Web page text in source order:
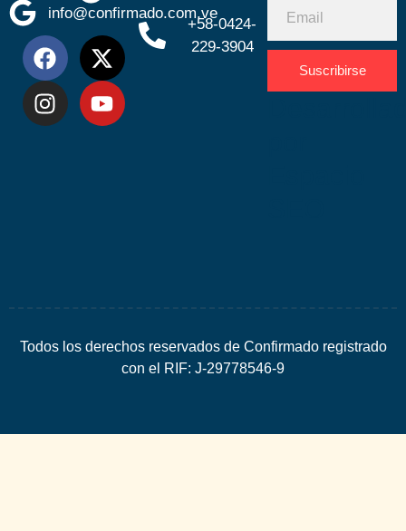
info@confirmado.com.ve
+58-0424-
229-3904
Suscribirse
Todos los derechos reservados de Confirmado registrado
con el RIF: J-29778546-9